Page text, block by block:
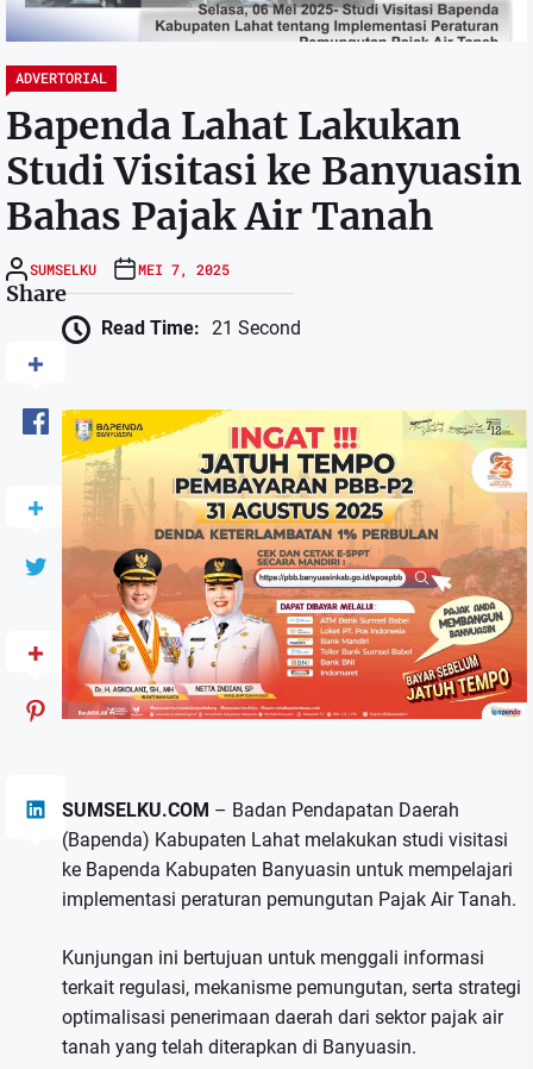
ADVERTORIAL
Bapenda Lahat Lakukan
Studi Visitasi ke Banyuasin
Bahas Pajak Air Tanah
SUMSELKU MEI 7, 2025
Share
Read Time: 21 Second
SUMSELKU.COM – Badan Pendapatan Daerah
(Bapenda) Kabupaten Lahat melakukan studi visitasi
ke Bapenda Kabupaten Banyuasin untuk mempelajari
implementasi peraturan pemungutan Pajak Air Tanah.
Kunjungan ini bertujuan untuk menggali informasi
terkait regulasi, mekanisme pemungutan, serta strategi
optimalisasi penerimaan daerah dari sektor pajak air
tanah yang telah diterapkan di Banyuasin.